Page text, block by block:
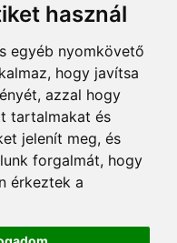
használ
egyéb nyomkövető
hogy javítsa
azzal hogy
tartalmakat és
jelenít meg, és
forgalmát, hogy
érkeztek a